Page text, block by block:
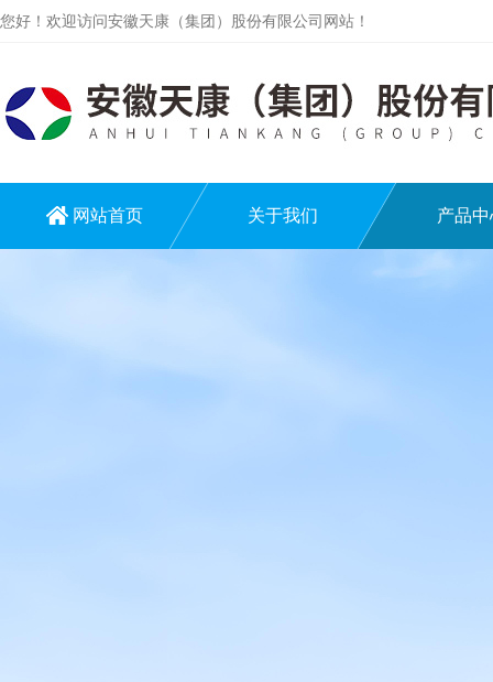
您好！欢迎访问安徽天康（集团）股份有限公司网站！
网站首页 关于我们 产品中